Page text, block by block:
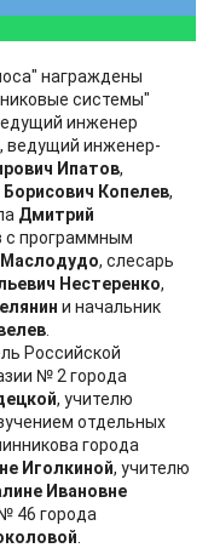
награждены
системы"
инженер
, ведущий инженер-
Ипатов,
Борисович Копелев,
Дмитрий
с программным
Маслодудо, слесарь
Нестеренко,
и начальник
Российской
№ 2 города
, учителю
отдельных
города
Иголкиной, учителю
Ивановне
46 города